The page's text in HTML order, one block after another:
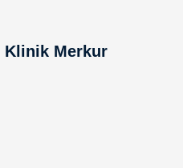
Klinik Merkur